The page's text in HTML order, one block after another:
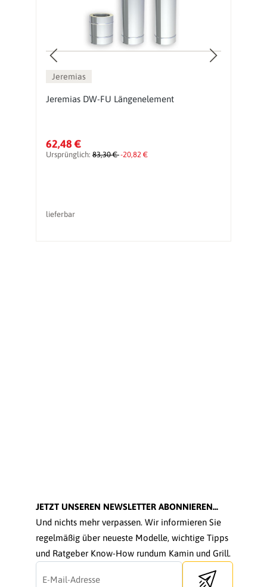
Jeremias
Jeremias DW-FU Längenelement
62,48 €
Ursprünglich: 83,30 €-20,82 €
lieferbar
JETZT UNSEREN NEWSLETTER ABONNIEREN...
Und nichts mehr verpassen. Wir informieren Sie
regelmäßig über neueste Modelle, wichtige Tipps
und Ratgeber Know-How rundum Kamin und Grill.
Send newsletter